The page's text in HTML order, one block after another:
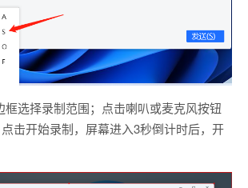
框选择录制范围；点击喇叭或麦克风按钮
击开始录制，屏幕进入3秒倒计时后，开